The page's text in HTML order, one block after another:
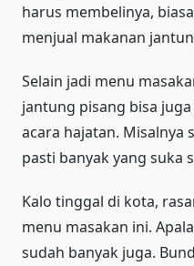
harus membelinya,
menjual makanan
Selain jadi menu
jantung pisang bisa
acara hajatan. Misalnya
pasti banyak yang suka
Kalo tinggal di kota,
menu masakan ini.
sudah banyak juga.